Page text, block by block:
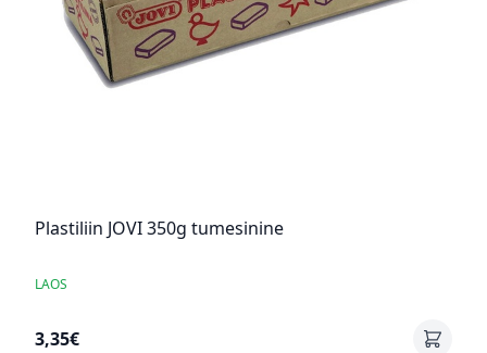
Plastiliin JOVI 350g tumesinine
LAOS
3,35€